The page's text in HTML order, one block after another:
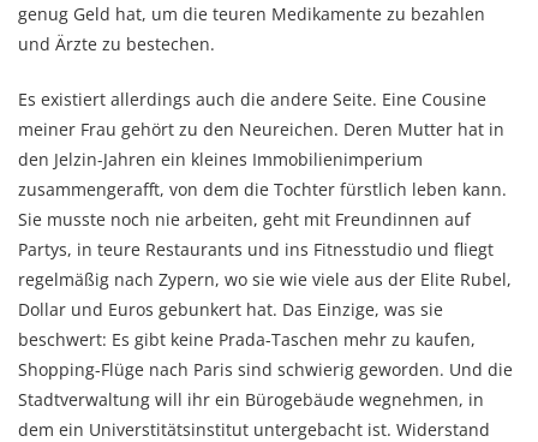
genug Geld hat, um die teuren Medikamente zu bezahlen
und Ärzte zu bestechen.
Es existiert allerdings auch die andere Seite. Eine Cousine
meiner Frau gehört zu den Neureichen. Deren Mutter hat in
den Jelzin-Jahren ein kleines Immobilienimperium
zusammengerafft, von dem die Tochter fürstlich leben kann.
Sie musste noch nie arbeiten, geht mit Freundinnen auf
Partys, in teure Restaurants und ins Fitnesstudio und fliegt
regelmäßig nach Zypern, wo sie wie viele aus der Elite Rubel,
Dollar und Euros gebunkert hat. Das Einzige, was sie
beschwert: Es gibt keine Prada-Taschen mehr zu kaufen,
Shopping-Flüge nach Paris sind schwierig geworden. Und die
Stadtverwaltung will ihr ein Bürogebäude wegnehmen, in
dem ein Universtitätsinstitut untergebacht ist. Widerstand